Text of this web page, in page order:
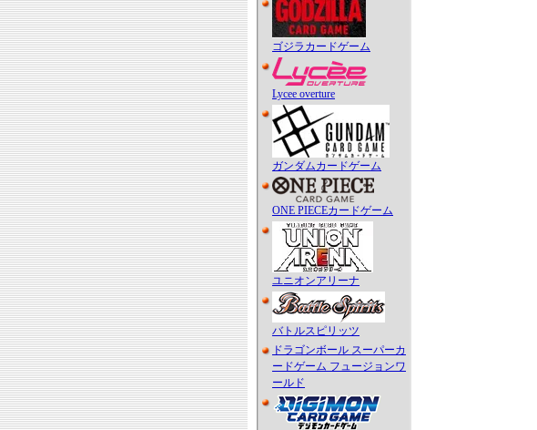
ゴジラカードゲーム
Lycee overture
ガンダムカードゲーム
ONE PIECEカードゲーム
ユニオンアリーナ
バトルスピリッツ
ドラゴンボール スーパーカ
ードゲーム フュージョンワ
ールド